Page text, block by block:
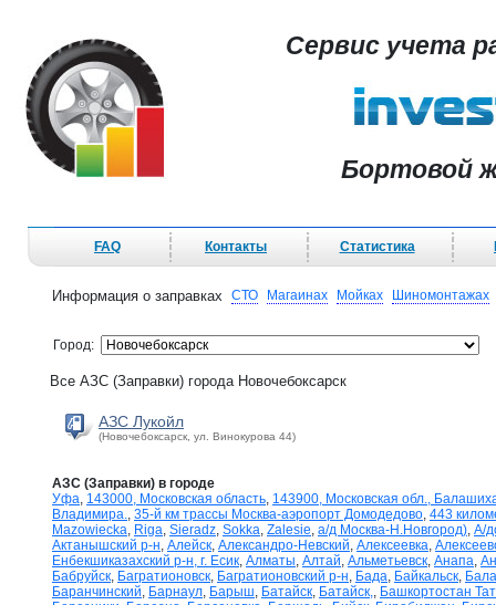
Сервис учета
Бортовой
FAQ Контакты Статистика
Информация о заправках СТО Магаинах Мойках Шиномонтажах
Город:
Все АЗС (Заправки) города Новочебоксарск
АЗС Лукойл
(Новочебоксарск, ул. Винокурова 44)
АЗС (Заправки) в городе
Уфа, 143000, Московская область, 143900, Московская обл.,
Владимира., 35-й км трассы Москва-аэропорт Домодедово, 443
Mazowiecka, Riga, Sieradz, Sokka, Zalesie, а/д Москва-Н.Новгород), А/
Актанышский р-н, Алейск, Александро-Невский, Алексеевка,
Енбекшиказахский р-н, г. Есик, Алматы, Алтай, Альметьевск, Анапа,
Бабруйск, Багратионовск, Багратионовский р-н, Бада, Байкальск,
Баранчинский, Барнаул, Барыш, Батайск, Батайск,, Башкортостан